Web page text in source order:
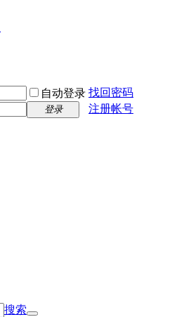
自动登录 找回密码
登录 注册帐号
搜索